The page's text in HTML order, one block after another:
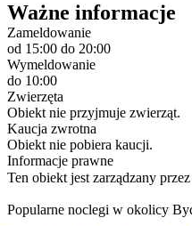
Ważne informacje
Zameldowanie
od 15:00 do 20:00
Wymeldowanie
do 10:00
Zwierzęta
Obiekt nie przyjmuje zwierząt.
Kaucja zwrotna
Obiekt nie pobiera kaucji.
Informacje prawne
Ten obiekt jest zarządzany
Popularne noclegi w okolicy